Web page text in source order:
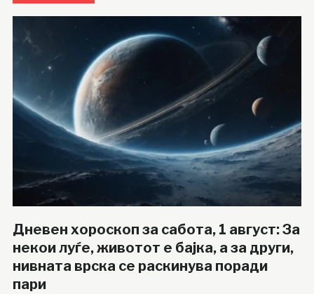
Дневен хороскоп за сабота, 1 август: За
некои луѓе, животот е бајка, а за други,
нивната врска се раскинува поради
пари